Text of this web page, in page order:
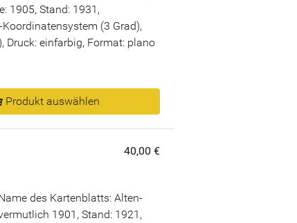
1905, Stand: 1931,
(3 Grad),
Druck: einfarbig, Format: plano
Produkt auswählen
40,00 €
des Kartenblatts: Alten-
1901, Stand: 1921,